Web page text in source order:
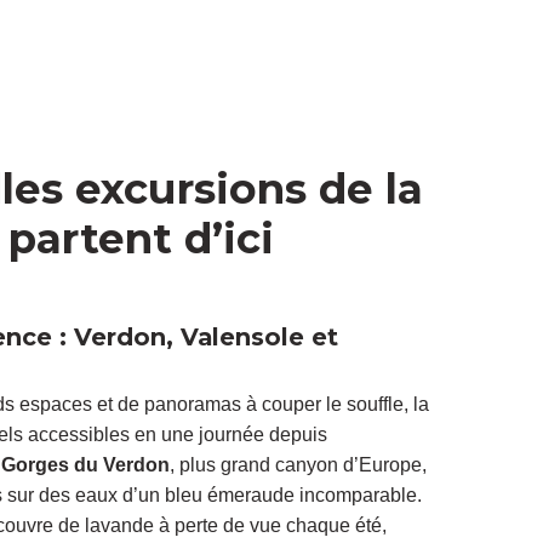
excursions de la
partent d’ici
: Verdon, Valensole et
espaces et de panoramas à couper le souffle, la
accessibles en une journée depuis
Gorges du Verdon, plus grand canyon d’Europe,
des eaux d’un bleu émeraude incomparable.
de lavande à perte de vue chaque été,